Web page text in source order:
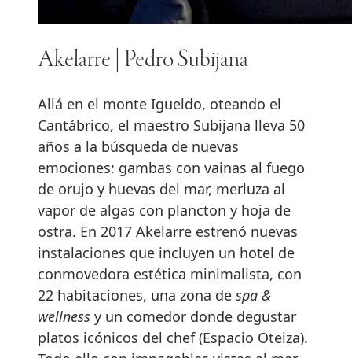
Akelarre | Pedro Subijana
Allá en el monte Igueldo, oteando el
Cantábrico, el maestro Subijana lleva 50
años a la búsqueda de nuevas
emociones: gambas con vainas al fuego
de orujo y huevas del mar, merluza al
vapor de algas con plancton y hoja de
ostra. En 2017 Akelarre estrenó nuevas
instalaciones que incluyen un hotel de
conmovedora estética minimalista, con
22 habitaciones, una zona de spa &
wellness y un comedor donde degustar
platos icónicos del chef (Espacio Oteiza).